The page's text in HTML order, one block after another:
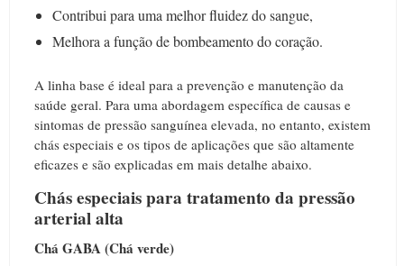
Contribui para uma melhor fluidez do sangue,
Melhora a função de bombeamento do coração.
A linha base é ideal para a prevenção e manutenção da
saúde geral. Para uma abordagem específica de causas e
sintomas de pressão sanguínea elevada, no entanto, existem
chás especiais e os tipos de aplicações que são altamente
eficazes e são explicadas em mais detalhe abaixo.
Chás especiais para tratamento da pressão
arterial alta
Chá GABA (Chá verde)